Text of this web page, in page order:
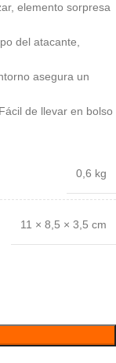
elemento sorpresa
del atacante,
asegura un
de llevar en bolso
0,6 kg
11 × 8,5 × 3,5 cm